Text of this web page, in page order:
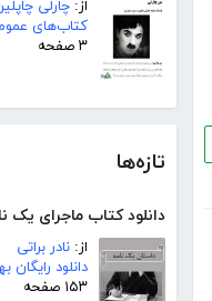
از: چارلی
کتاب‌های
۳ صفحه
تازه‌ها
دانلود کتاب ماجرای یک
از: نادر براتی
دانلود
۱۵۳ صفحه